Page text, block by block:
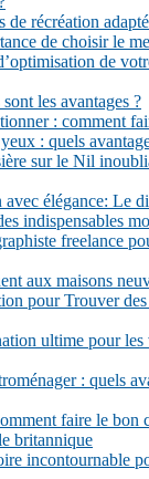
de récréation
de choisir le
de
les avantages ?
: comment
: quels
sur le Nil
élégance: Le
indispensables
freelance
aux maisons
pour Trouver
ultime pour les
: quels
faire le bon
britannique
incontournable